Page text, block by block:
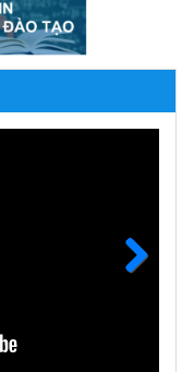
giao thông cho nụ
viên trung học
thông cho nụ cười
tiền mặt các
2024 và các năm